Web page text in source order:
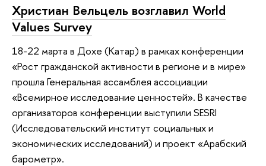
Христиан Вельцель возглавил World
Values Survey
18-22 марта в Дохе (Катар) в рамках конференции
«Рост гражданской активности в регионе и в мире»
прошла Генеральная ассамблея ассоциации
«Всемирное исследование ценностей». В качестве
организаторов конференции выступили SESRI
(Исследовательский институт социальных и
экономических исследований) и проект «Арабский
барометр».